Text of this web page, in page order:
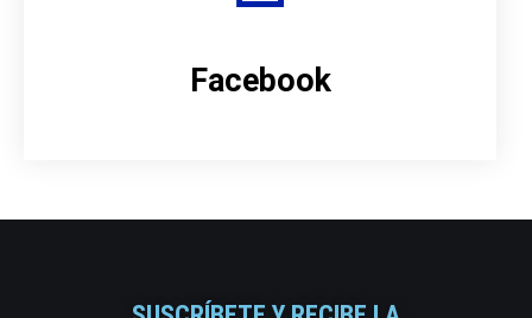
Facebook